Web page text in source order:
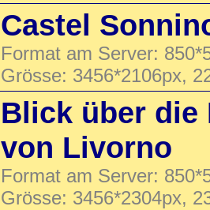
Castel
Format am Server:
Grösse: 3456*2106px,
Blick über die
von Livorno
Format am Server:
Grösse: 3456*2304px,